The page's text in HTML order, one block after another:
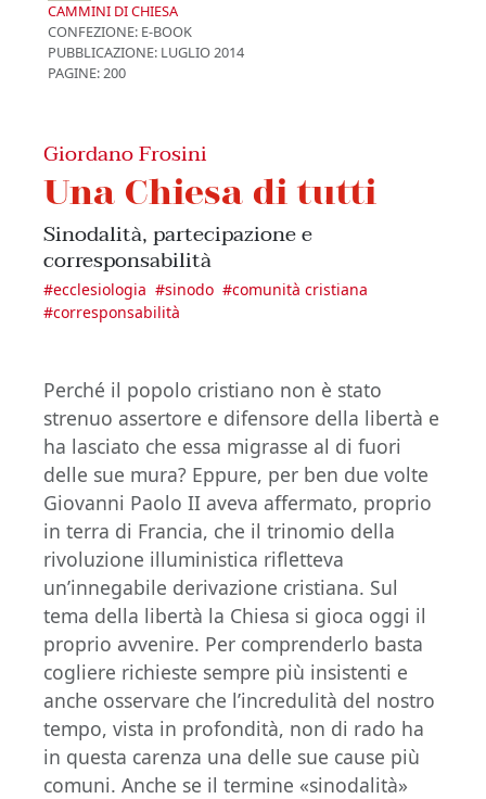
CAMMINI DI CHIESA
CONFEZIONE: E-BOOK
PUBBLICAZIONE: LUGLIO 2014
PAGINE: 200
Giordano Frosini
Una Chiesa di tutti
Sinodalità, partecipazione e
corresponsabilità
#ecclesiologia #sinodo #comunità cristiana
#corresponsabilità
Perché il popolo cristiano non è stato
strenuo assertore e difensore della libertà e
ha lasciato che essa migrasse al di fuori
delle sue mura? Eppure, per ben due volte
Giovanni Paolo II aveva affermato, proprio
in terra di Francia, che il trinomio della
rivoluzione illuministica rifletteva
un’innegabile derivazione cristiana. Sul
tema della libertà la Chiesa si gioca oggi il
proprio avvenire. Per comprenderlo basta
cogliere richieste sempre più insistenti e
anche osservare che l’incredulità del nostro
tempo, vista in profondità, non di rado ha
in questa carenza una delle sue cause più
comuni. Anche se il termine «sinodalità»